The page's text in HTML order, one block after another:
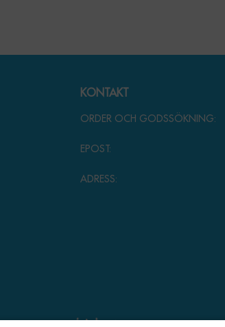
KONTAKT
ORDER OCH GODSSÖKNING:
EPOST:
ADRESS: